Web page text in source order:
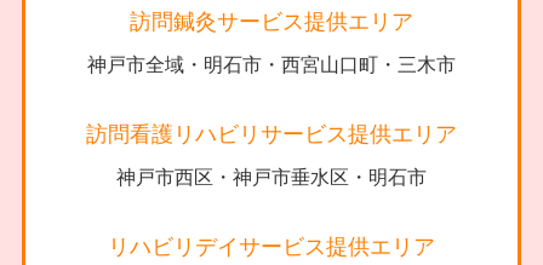
訪問鍼灸サービス提供エリア
神戸市全域・明石市・西宮山口町・三木市
訪問看護リハビリサービス提供エリア
神戸市西区・神戸市垂水区・明石市
リハビリデイサービス提供エリア